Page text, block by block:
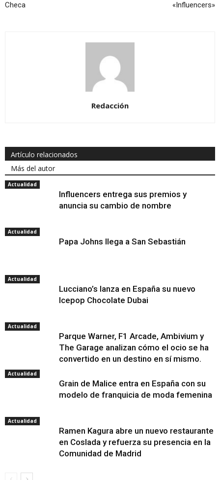
Checa
«Influencers»
Redacción
Artículo relacionados
Más del autor
Actualidad
Influencers entrega sus premios y
anuncia su cambio de nombre
Actualidad
Papa Johns llega a San Sebastián
Actualidad
Lucciano’s lanza en España su nuevo
Icepop Chocolate Dubai
Actualidad
Parque Warner, F1 Arcade, Ambivium y
The Garage analizan cómo el ocio se ha
convertido en un destino en sí mismo.
Actualidad
Grain de Malice entra en España con su
modelo de franquicia de moda femenina
Actualidad
Ramen Kagura abre un nuevo restaurante
en Coslada y refuerza su presencia en la
Comunidad de Madrid